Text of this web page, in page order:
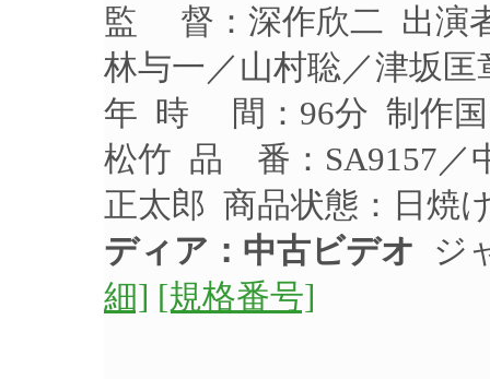
監 督：深作欣二 出演
林与一／山村聡／津坂
年 時 間：96分 制作国
松竹 品 番：SA9157／
正太郎 商品状態：日焼
ディア：中古ビデオ ジ
細] [規格番号]